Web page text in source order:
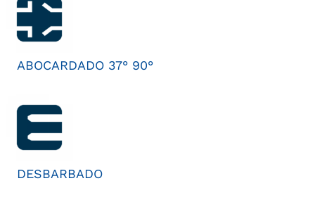
ABOCARDADO 37° 90°
DESBARBADO